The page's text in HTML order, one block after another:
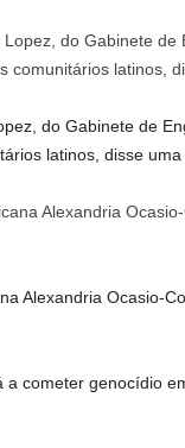
do Gabinete de
latinos, disse uma
Alexandria Ocasio-
cometer genocídio